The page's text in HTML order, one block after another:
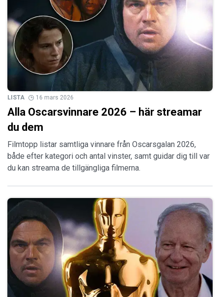
LISTA 16 mars 2026
Alla Oscarsvinnare 2026 – här streamar
du dem
Filmtopp listar samtliga vinnare från Oscarsgalan 2026,
både efter kategori och antal vinster, samt guidar dig till var
du kan streama de tillgängliga filmerna.